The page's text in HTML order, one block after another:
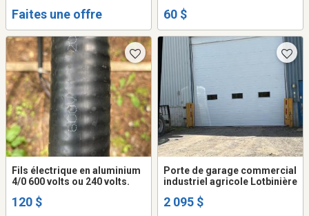
Faites une offre 60 $
Fils électrique en aluminium
4/0 600 volts ou 240 volts.
120 $
Porte de garage commercial
industriel agricole Lotbinière
2 095 $